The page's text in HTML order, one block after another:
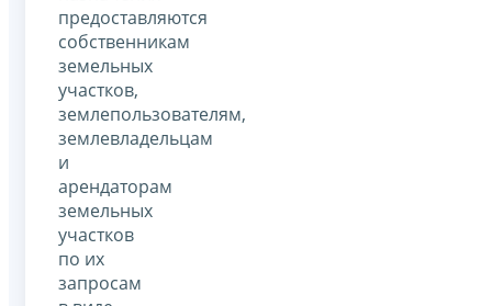
предоставляются
собственникам
земельных
участков,
землепользователям,
землевладельцам
и
арендаторам
земельных
участков
по их
запросам